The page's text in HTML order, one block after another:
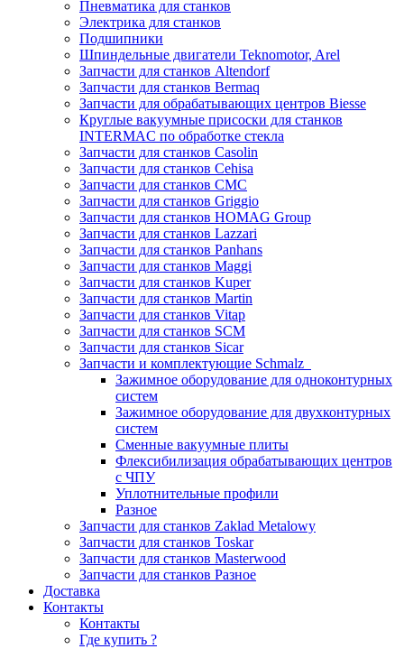
Пневматика для станков
Электрика для станков
Подшипники
Шпиндельные двигатели Teknomotor, Arel
Запчасти для станков Altendorf
Запчасти для станков Bermaq
Запчасти для обрабатывающих центров Biesse
Круглые вакуумные присоски для станков
INTERMAC по обработке стекла
Запчасти для станков Casolin
Запчасти для станков Cehisa
Запчасти для станков CMC
Запчасти для станков Griggio
Запчасти для станков HOMAG Group
Запчасти для станков Lazzari
Запчасти для станков Panhans
Запчасти для станков Maggi
Запчасти для станков Kuper
Запчасти для станков Martin
Запчасти для станков Vitap
Запчасти для станков SCM
Запчасти для станков Sicar
Запчасти и комплектующие Schmalz
Зажимное оборудование для одноконтурных
систем
Зажимное оборудование для двухконтурных
систем
Сменные вакуумные плиты
Флексибилизация обрабатывающих центров
с ЧПУ
Уплотнительные профили
Разное
Запчасти для станков Zaklad Metalowy
Запчасти для станков Toskar
Запчасти для станков Masterwood
Запчасти для станков Разное
Доставка
Контакты
Контакты
Где купить ?